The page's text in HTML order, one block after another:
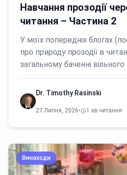
Навчання прозодії
читання – Частина 2
У моїх попередніх блогах
про природу прозодії в
загальному баченні
Dr. Timothy Rasinski
27 Липня, 2026• 1 хв читання
Винаходи